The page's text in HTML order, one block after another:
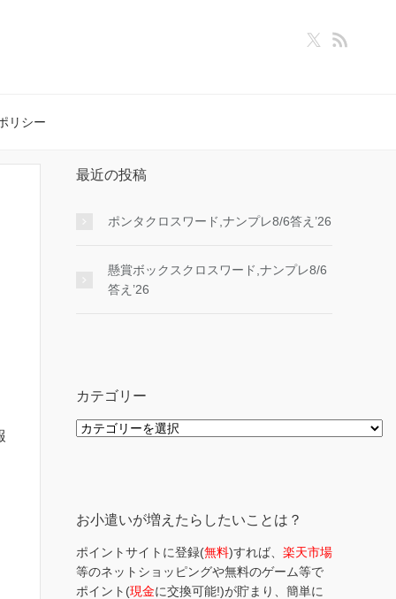
リシー
最近の投稿
ポンタクロスワード,ナンプレ8/6答え’26
懸賞ボックスクロスワード,ナンプレ8/6
答え’26
カテゴリー
カ
お小遣いが増えたらしたいことは？
ポイントサイトに登録(無料)すれば、 楽天市場
等のネットショッピングや無料のゲーム等で
ポイント(現金に交換可能!)が貯まり、簡単に